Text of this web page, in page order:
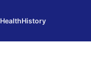
HealthHistory